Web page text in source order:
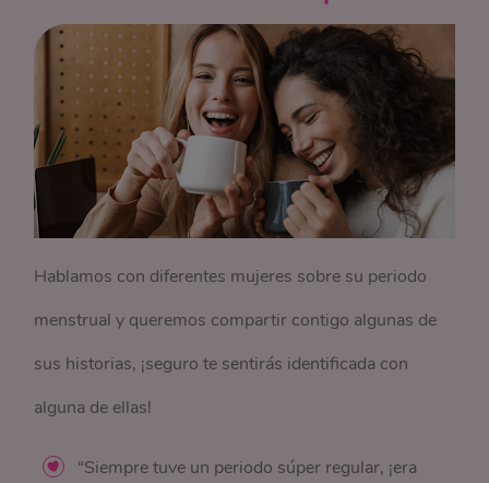
Hablamos con diferentes mujeres sobre su periodo
menstrual y queremos compartir contigo algunas de
sus historias, ¡seguro te sentirás identificada con
alguna de ellas!
“Siempre tuve un periodo súper regular, ¡era